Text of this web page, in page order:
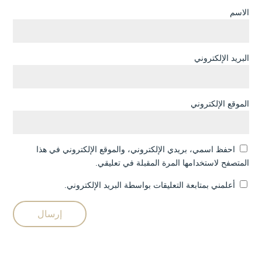
الاسم
البريد الإلكتروني
الموقع الإلكتروني
احفظ اسمي، بريدي الإلكتروني، والموقع الإلكتروني في هذا
المتصفح لاستخدامها المرة المقبلة في تعليقي.
أعلمني بمتابعة التعليقات بواسطة البريد الإلكتروني.